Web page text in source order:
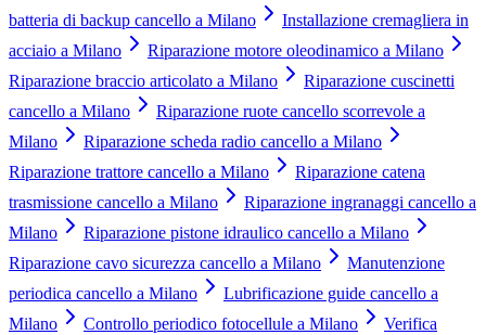
batteria di backup cancello a Milano
Installazione cremagliera in
acciaio a Milano
Riparazione motore oleodinamico a Milano
Riparazione braccio articolato a Milano
Riparazione cuscinetti
cancello a Milano
Riparazione ruote cancello scorrevole a
Milano
Riparazione scheda radio cancello a Milano
Riparazione trattore cancello a Milano
Riparazione catena
trasmissione cancello a Milano
Riparazione ingranaggi cancello a
Milano
Riparazione pistone idraulico cancello a Milano
Riparazione cavo sicurezza cancello a Milano
Manutenzione
periodica cancello a Milano
Lubrificazione guide cancello a
Milano
Controllo periodico fotocellule a Milano
Verifica